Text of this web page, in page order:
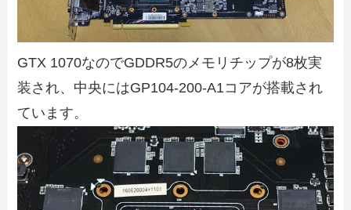
GTX 1070なのでGDDR5のメモリチップが8枚実
装され、中央にはGP104-200-A1コアが搭載され
ています。